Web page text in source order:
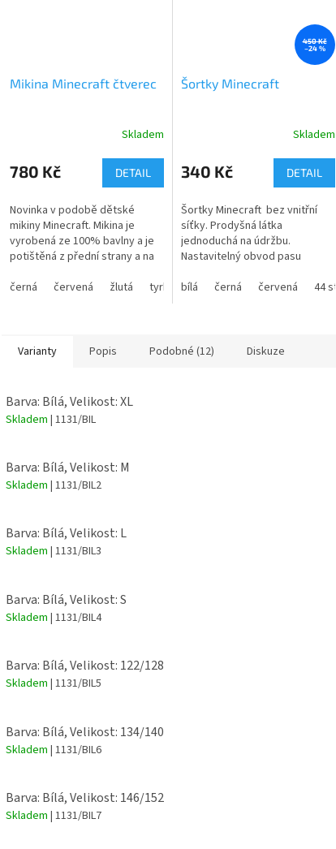
Mikina Minecraft čtverec
produktu
je
z
5
hvězdiček.
Skladem
780 Kč DETAIL
Novinka v podobě dětské
mikiny Minecraft. Mikina je
vyrobená ze 100% bavlny a je
potištěná z přední strany a na
Velikosti mikiny - dětské 4 AŽ
velikosti mikiny - dospělé - S až
XxL
černá červená žlutá tyrkysová světle modrá tmavě
450 Kč
–24 %
Šortky Minecraft
produktu
je
z
5
hvězdiček.
Skladem
340 Kč DETAIL
Šortky Minecraft bez vnitřní
síťky. Prodyšná látka
jednoduchá na údržbu.
Nastavitelný obvod pasu
Dostupné i v dětských
obrázkem a logem Minecraft
bílá černá červená 44
Varianty Popis Podobné (12) Diskuze
Barva: Bílá, Velikost: XL
Skladem | 1131/BIL
Barva: Bílá, Velikost: M
Skladem | 1131/BIL2
Barva: Bílá, Velikost: L
Skladem | 1131/BIL3
Barva: Bílá, Velikost: S
Skladem | 1131/BIL4
Barva: Bílá, Velikost: 122/128
Skladem | 1131/BIL5
Barva: Bílá, Velikost: 134/140
Skladem | 1131/BIL6
Barva: Bílá, Velikost: 146/152
Skladem | 1131/BIL7